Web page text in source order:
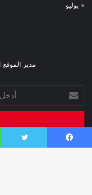
« يوليو
مدير الموقع
بريدك
الإلكتروني
فيسبوك تويتر